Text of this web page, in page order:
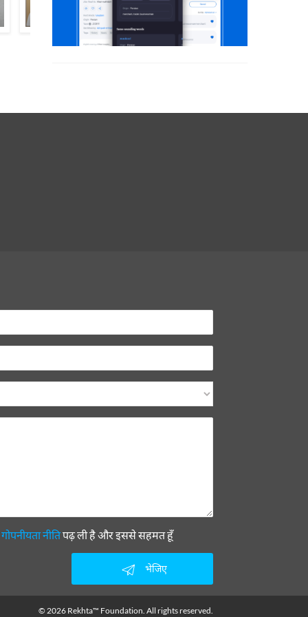
केवल कृष्ण रशी मंज़ूर हुसैन शोर
गोपनीयता नीतिपढ़ ली है और इससे सहमत हूँ
भेजिए
© 2026 Rekhta™ Foundation. All rights reserved.